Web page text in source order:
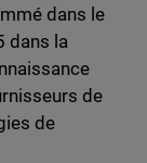
dans le
dans la
de
de